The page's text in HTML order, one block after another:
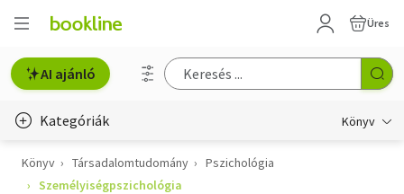
Üres
AI ajánló
Kategóriák Könyv
Életmód, egészség
Könyv Társadalomtudomány
Pszichológia
Személyiségpszichológia